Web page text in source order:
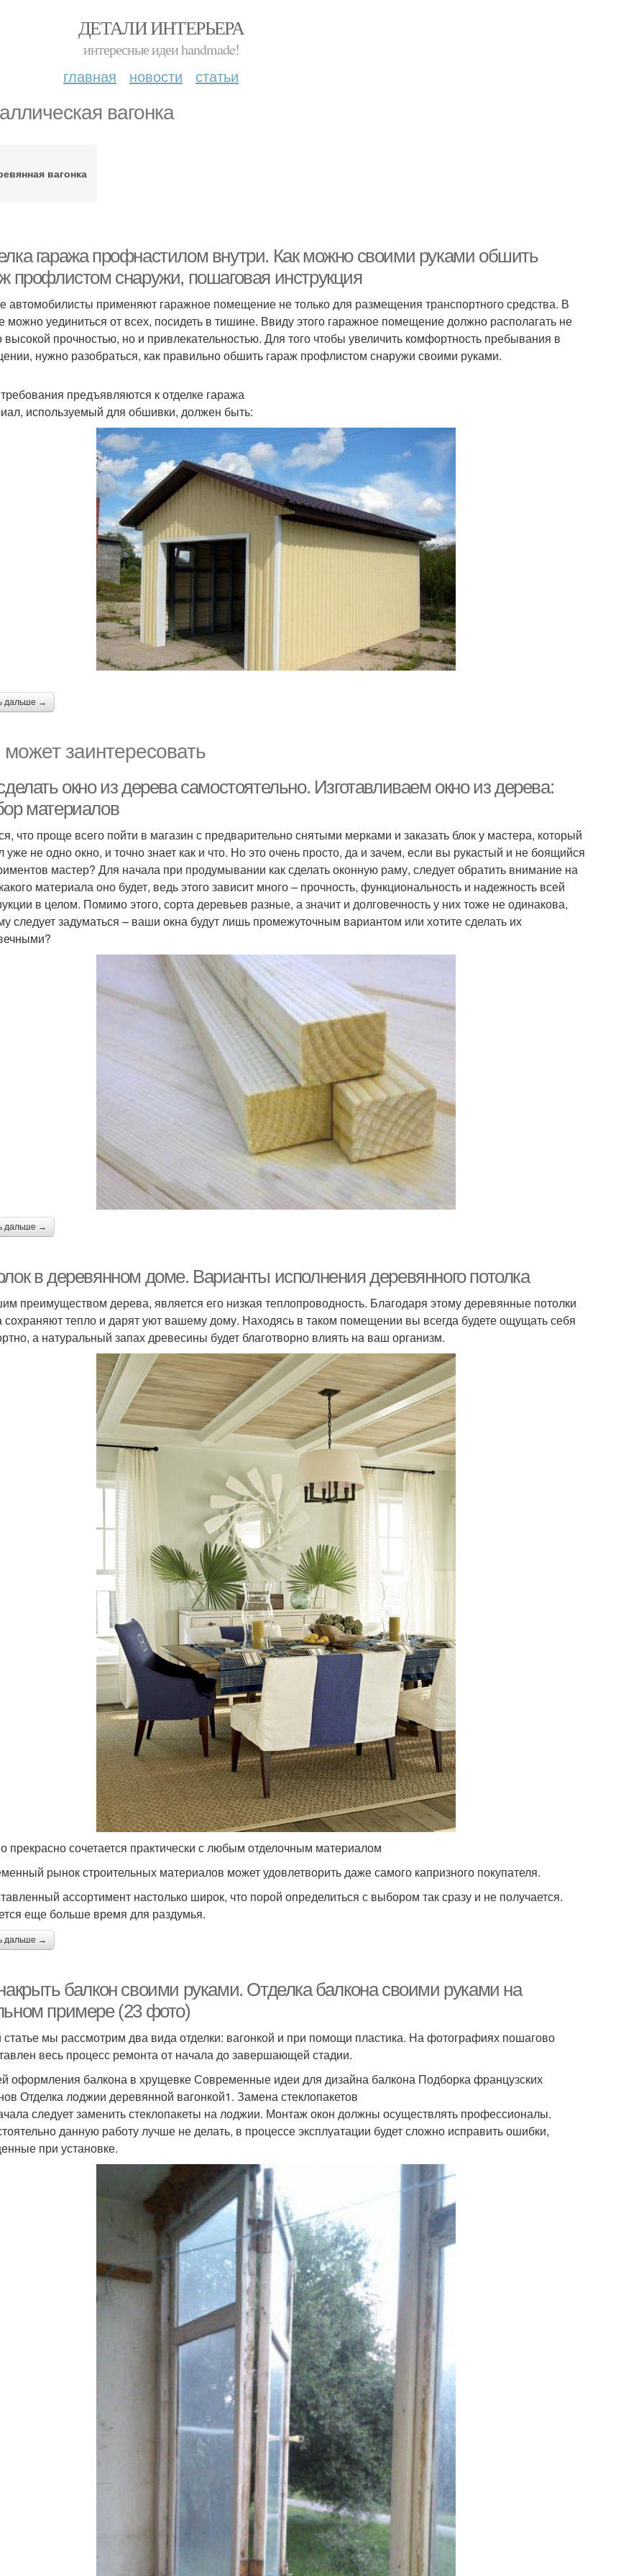
ДЕТАЛИ ИНТЕРЬЕРА
интересные идеи handmade!
главная новости статьи
вагонка
вагонка
гаража профнастилом внутри. Как можно своими руками обшить
профлистом снаружи, пошаговая инструкция
автомобилисты применяют гаражное помещение не только для размещения транспортного средства. В
можно уединиться от всех, посидеть в тишине. Ввиду этого гаражное помещение должно располагать не
высокой прочностью, но и привлекательностью. Для того чтобы увеличить комфортность пребывания в
нужно разобраться, как правильно обшить гараж профлистом снаружи своими руками.
предъявляются к отделке гаража
используемый для обшивки, должен быть:
дальше →
заинтересовать
окно из дерева самостоятельно. Изготавливаем окно из дерева:
материалов
что проще всего пойти в магазин с предварительно снятыми мерками и заказать блок у мастера, который
уже не одно окно, и точно знает как и что. Но это очень просто, да и зачем, если вы рукастый и не боящийся
мастер? Для начала при продумывании как сделать оконную раму, следует обратить внимание на
материала оно будет, ведь этого зависит много – прочность, функциональность и надежность всей
в целом. Помимо этого, сорта деревьев разные, а значит и долговечность у них тоже не одинакова,
следует задуматься – ваши окна будут лишь промежуточным вариантом или хотите сделать их
дальше →
в деревянном доме. Варианты исполнения деревянного потолка
преимуществом дерева, является его низкая теплопроводность. Благодаря этому деревянные потолки
сохраняют тепло и дарят уют вашему дому. Находясь в таком помещении вы всегда будете ощущать себя
а натуральный запах древесины будет благотворно влиять на ваш организм.
прекрасно сочетается практически с любым отделочным материалом
рынок строительных материалов может удовлетворить даже самого капризного покупателя.
ассортимент настолько широк, что порой определиться с выбором так сразу и не получается.
еще больше время для раздумья.
дальше →
балкон своими руками. Отделка балкона своими руками на
примере (23 фото)
статье мы рассмотрим два вида отделки: вагонкой и при помощи пластика. На фотографиях пошагово
весь процесс ремонта от начала до завершающей стадии.
оформления балкона в хрущевке Современные идеи для дизайна балкона Подборка французских
Отделка лоджии деревянной вагонкой1. Замена стеклопакетов
следует заменить стеклопакеты на лоджии. Монтаж окон должны осуществлять профессионалы.
данную работу лучше не делать, в процессе эксплуатации будет сложно исправить ошибки,
при установке.